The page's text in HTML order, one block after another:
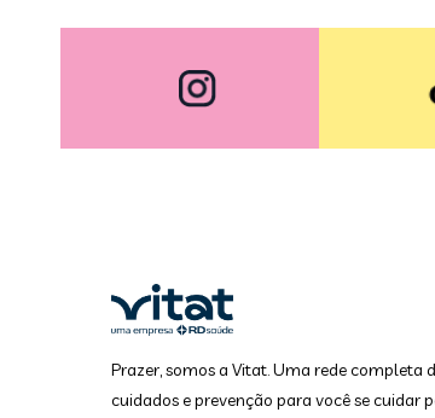
Prazer, somos a Vitat. Uma rede completa
cuidados e prevenção para você se cuidar